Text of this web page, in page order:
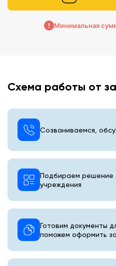
Минимальная
Схема работы от
Созваниваемся,
Подбираем решение
учреждения
Готовим документы
поможем оформить